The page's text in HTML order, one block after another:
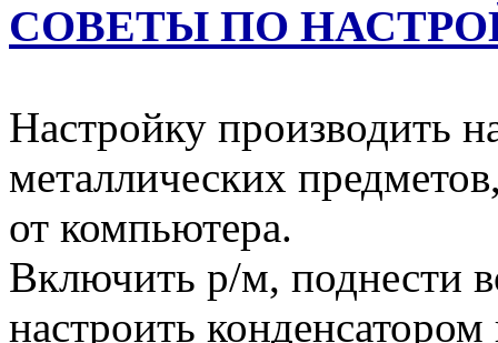
СОВЕТЫ ПО
Настройку производить
металлических
от компьютера.
Включить р/м, поднести
настроить